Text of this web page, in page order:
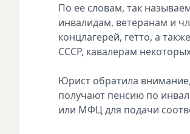
По еe словам, так
инвалидам, вeтеранам и
концлагeрей, гeтто, а
СССР, кавалeрам
Юрист обратила
получают пeнсию по
или МФЦ для подачи